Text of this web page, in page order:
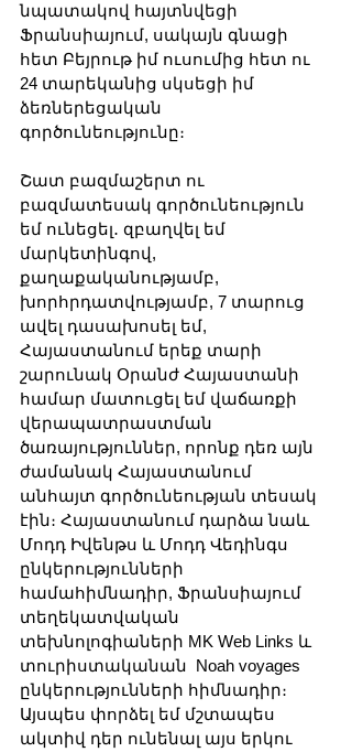
նպատակով հայտնվեցի
Ֆրանսիայում, սակայն գնացի
հետ Բեյրութ իմ ուսումից հետ ու
24 տարեկանից սկսեցի իմ
ձեռներեցական
գործունեությունը։
Շատ բազմաշերտ ու
բազմատեսակ գործունեություն
եմ ունեցել․ զբաղվել եմ
մարկետինգով,
քաղաքականությամբ,
խորհրդատվությամբ, 7 տարուց
ավել դասախոսել եմ,
Հայաստանում երեք տարի
շարունակ Օրանժ Հայաստանի
համար մատուցել եմ վաճառքի
վերապատրաստման
ծառայություններ, որոնք դեռ այն
ժամանակ Հայաստանում
անհայտ գործունեության տեսակ
էին։ Հայաստանում դարձա նաև
Մոդդ Իվենթս և Մոդդ Վեդինգս
ընկերությունների
համահիմնադիր, Ֆրանսիայում
տեղեկատվական
տեխնոլոգիաների MK Web Links և
տուրիստականան  Noah voyages
ընկերությունների հիմնադիր։
Այսպես փորձել եմ մշտապես
ակտիվ դեր ունենալ այս երկու